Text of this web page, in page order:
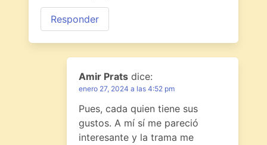
Responder
Amir Prats dice:
enero 27, 2024 a las 4:52 pm
Pues, cada quien tiene sus
gustos. A mí sí me pareció
interesante y la trama me